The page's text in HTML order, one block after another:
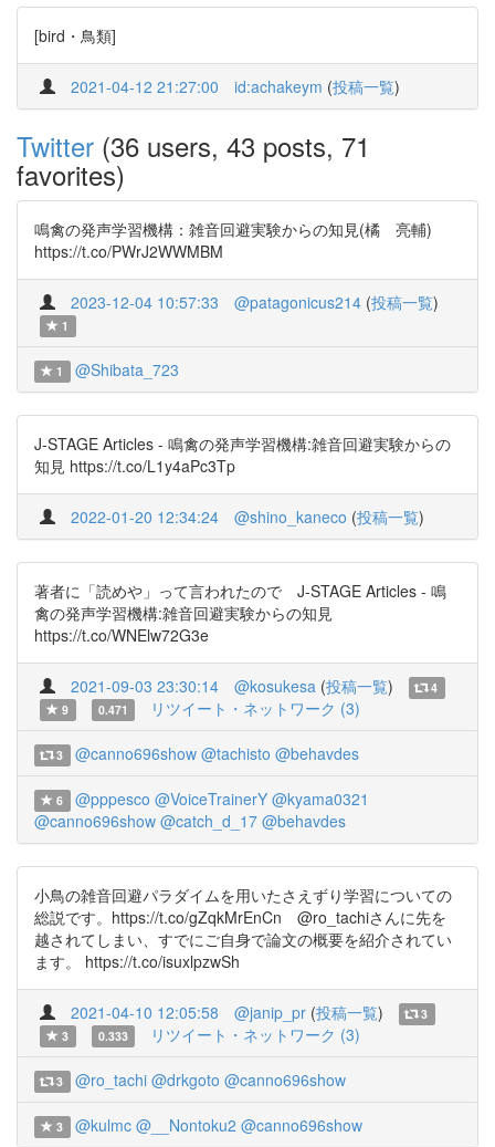
[bird・鳥類]
2021-04-12 21:27:00 id:achakeym (投稿一覧)
Twitter (36 users, 43 posts, 71
favorites)
鳴禽の発声学習機構：雑音回避実験からの知見(橘 亮輔)
https://t.co/PWrJ2WWMBM
2023-12-04 10:57:33 @patagonicus214 (投稿一覧)
1
1 @Shibata_723
J-STAGE Articles - 鳴禽の発声学習機構:雑音回避実験からの
知見 https://t.co/L1y4aPc3Tp
2022-01-20 12:34:24 @shino_kaneco (投稿一覧)
著者に「読めや」って言われたので J-STAGE Articles - 鳴
禽の発声学習機構:雑音回避実験からの知見
https://t.co/WNElw72G3e
2021-09-03 23:30:14 @kosukesa (投稿一覧)
4
9
0.471 リツイート・ネットワーク (3)
3 @canno696show @tachisto @behavdes
6 @pppesco @VoiceTrainerY @kyama0321
@canno696show @catch_d_17 @behavdes
小鳥の雑音回避パラダイムを用いたさえずり学習についての
総説です。https://t.co/gZqkMrEnCn @ro_tachiさんに先を
越されてしまい、すでにご自身で論文の概要を紹介されてい
ます。 https://t.co/isuxlpzwSh
2021-04-10 12:05:58 @janip_pr (投稿一覧)
3
3
0.333 リツイート・ネットワーク (3)
3 @ro_tachi @drkgoto @canno696show
3 @kulmc @__Nontoku2 @canno696show